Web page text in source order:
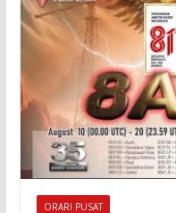
ORARI PUSAT